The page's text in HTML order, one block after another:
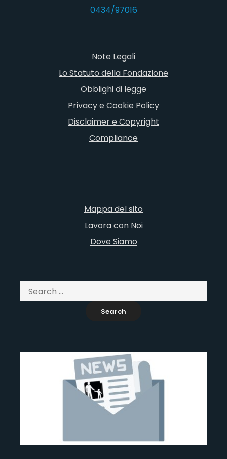
0434/97016
Note Legali
Lo Statuto della Fondazione
Obblighi di legge
Privacy e Cookie Policy
Disclaimer e Copyright
Compliance
Mappa del sito
Lavora con Noi
Dove Siamo